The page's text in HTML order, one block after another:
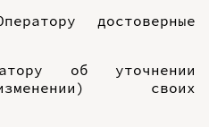
достоверные
об уточнении
своих